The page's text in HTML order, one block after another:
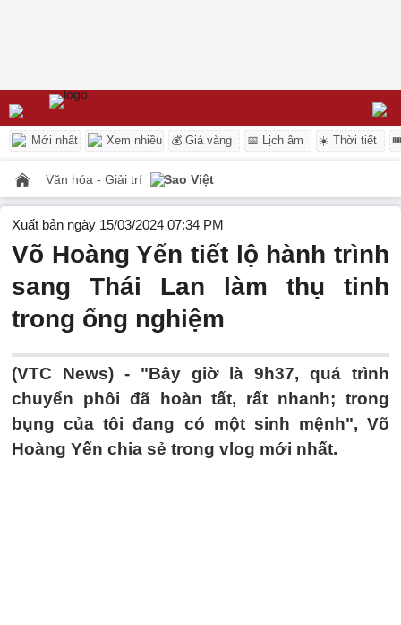
Mới nhất Xem nhiều 💰 Giá vàng 📅 Lịch âm ☀️ Thời tiết
Văn hóa - Giải trí Sao Việt
Xuất bản ngày 15/03/2024 07:34 PM
Võ Hoàng Yến tiết lộ hành trình
sang Thái Lan làm thụ tinh
trong ống nghiệm
(VTC News) - "Bây giờ là 9h37, quá trình
chuyển phôi đã hoàn tất, rất nhanh; trong
bụng của tôi đang có một sinh mệnh", Võ
Hoàng Yến chia sẻ trong vlog mới nhất.